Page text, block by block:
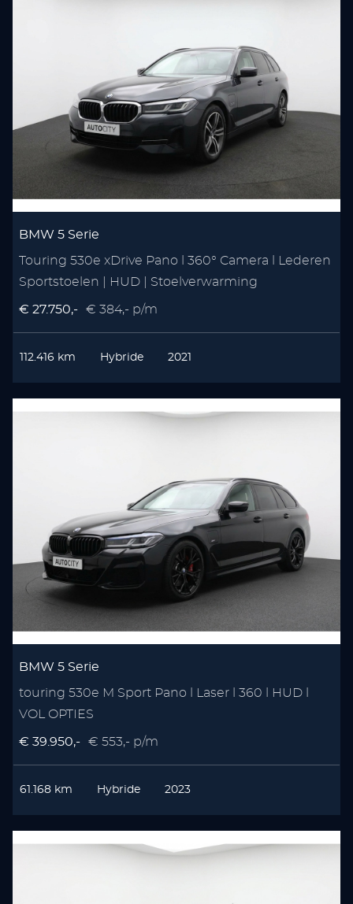
BMW 5 Serie
Touring 530e xDrive Pano l 360° Camera l Lederen
Sportstoelen | HUD | Stoelverwarming
€ 27.750,- € 384,- p/m
112.416 km Hybride 2021
BMW 5 Serie
touring 530e M Sport Pano l Laser l 360 l HUD l
VOL OPTIES
€ 39.950,- € 553,- p/m
61.168 km Hybride 2023